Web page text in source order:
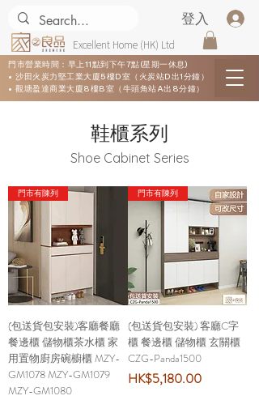
Excellent Home (HK) Ltd
登入
門市營業時間：早上11點到下午7點(星期一休息)
• 沙田火炭力堅工業大廈5樓D室（火炭站D出1分鐘）
• 觀塘盈達商業大廈8樓B室（牛頭角站A出8分鐘）
鞋櫃系列
Shoe Cabinet Series
門市有陳列
(包送貨包安裝)客廳餐廳
餐邊櫃 儲物櫃茶水櫃 家
用置物廚房碗櫥櫃 MZY-
GM1078 MZY-GM1079
MZY-GM1080
門市有陳列
(包送貨包安裝) 客廳C字
櫃 餐邊櫃 儲物櫃 玄關櫃
CZG-Panda1500
價格
HK$5,180.00